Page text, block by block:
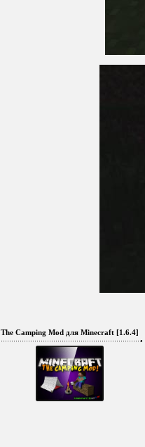
The Camping Mod для Minecraft [1.6.4]